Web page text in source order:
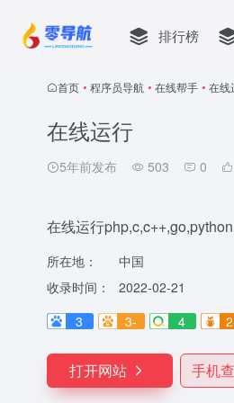
排行榜
首页 • 程序员导航 • 在线帮手 • 在线
在线运行
5年前发布 503 0
在线运行
所在地：
中国
收录时间：
2022-02-21
3
3- 4
打开网站 手机